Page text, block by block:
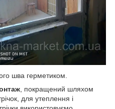
шва герметиком.
, покращений шляхом
для утеплення і